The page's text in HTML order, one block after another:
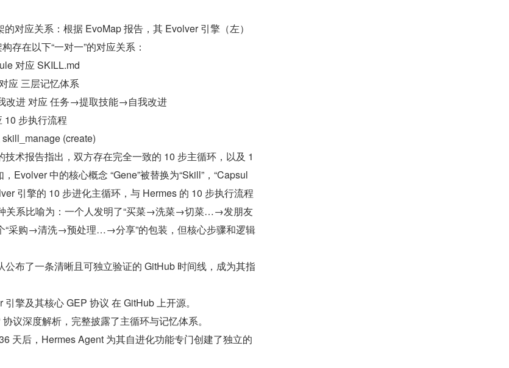
的对应关系：根据 EvoMap 报告，其 Evolver 引擎（左）
存在以下“一对一”的对应关系：
对应 SKILL.md
应 三层记忆体系
进 对应 任务→提取技能→自我改进
10 步执行流程
(create)
术报告指出，双方存在完全一致的 10 步主循环，以及 1
Evolver 中的核心概念 “Gene”被替换为“Skill”，“Capsul
引擎的 10 步进化主循环，与 Hermes 的 10 步执行流程
关系比喻为：一个人发明了“买菜→洗菜→切菜…→发朋友
“采购→清洗→预处理…→分享”的包装，但核心步骤和逻辑
布了一条清晰且可独立验证的 GitHub 时间线，成为其指
擎及其核心 GEP 协议 在 GitHub 上开源。
议深度解析，完整披露了主循环与记忆体系。
天后，Hermes Agent 为其自进化功能专门创建了独立的